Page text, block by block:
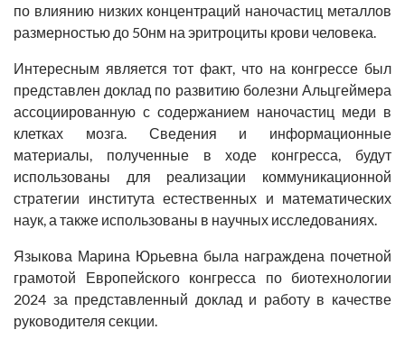
по влиянию низких концентраций наночастиц металлов
размерностью до 50нм на эритроциты крови человека.
Интересным является тот факт, что на конгрессе был
представлен доклад по развитию болезни Альцгеймера
ассоциированную с содержанием наночастиц меди в
клетках мозга. Сведения и информационные
материалы, полученные в ходе конгресса, будут
использованы для реализации коммуникационной
стратегии института естественных и математических
наук, а также использованы в научных исследованиях.
Языкова Марина Юрьевна была награждена почетной
грамотой Европейского конгресса по биотехнологии
2024 за представленный доклад и работу в качестве
руководителя секции.